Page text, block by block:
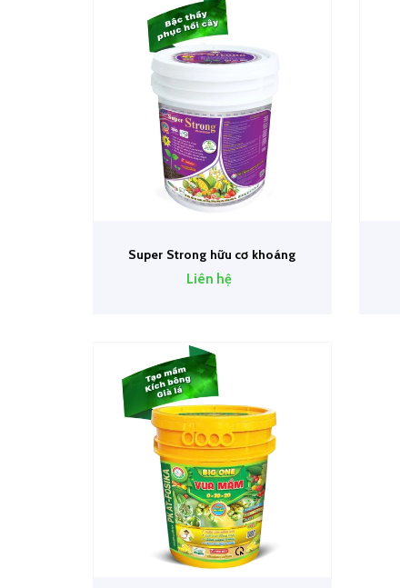
Super Strong hữu cơ khoáng
Liên hệ